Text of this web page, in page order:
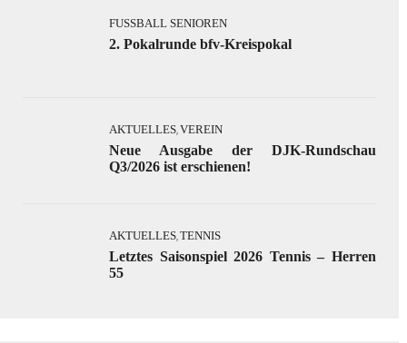
FUSSBALL SENIOREN
2. Pokalrunde bfv-Kreispokal
AKTUELLES, VEREIN
Neue Ausgabe der DJK-Rundschau
Q3/2026 ist erschienen!
AKTUELLES, TENNIS
Letztes Saisonspiel 2026 Tennis – Herren
55